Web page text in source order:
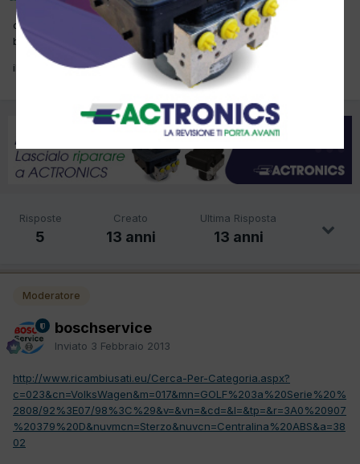
cerco la centralina abs marca ATE , montata su golf 3 1400
benzina anno 1997.
il codice del componente e' 3A0 907 379 D . grazie ,
Risposte
5
Creato
13 anni
Ultima Risposta
13 anni
Moderatore
boschservice
Inviato 3 Febbraio 2013
http://www.ricambiusati.eu/Cerca-Per-Categoria.aspx?
c=023&cn=VolksWagen&m=017&mn=GOLF%203a%20Serie%20%
2808/92%3E07/98%3C%29&v=&vn=&cd=&l=&tp=&r=3A0%20907
%20379%20D&nuvmcn=Sterzo&nuvcn=Centralina%20ABS&a=38
02